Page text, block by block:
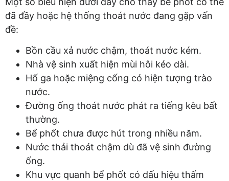
đã đầy hoặc hệ thống thoát nước đang gặp vấn
đề:
Bồn cầu xả nước chậm, thoát nước kém.
Nhà vệ sinh xuất hiện mùi hôi kéo dài.
Hố ga hoặc miệng cống có hiện tượng trào
nước.
Đường ống thoát nước phát ra tiếng kêu bất
thường.
Bể phốt chưa được hút trong nhiều năm.
Nước thải thoát chậm dù đã vệ sinh đường
ống.
Khu vực quanh bể phốt có dấu hiệu thấm